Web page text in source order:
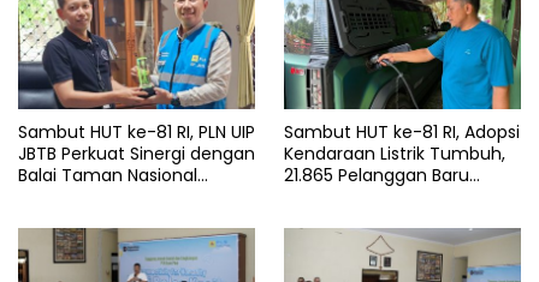
Sambut HUT ke-81 RI, PLN UIP
JBTB Perkuat Sinergi dengan
Balai Taman Nasional
kV Paiton–
Watudodol/Kalipuro
Sambut HUT ke-81 RI, Adopsi
Kendaraan Listrik Tumbuh,
21.865 Pelanggan Baru